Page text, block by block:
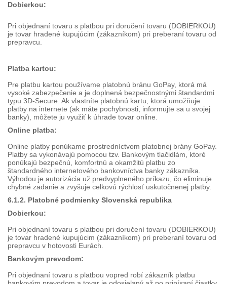
Dobierkou:
Pri objednaní tovaru s platbou pri doručení tovaru (DOBIERKOU)
je tovar hradené kupujúcim (zákazníkom) pri preberaní tovaru od
prepravcu.
Platba kartou:
Pre platbu kartou používame platobnú bránu GoPay, ktorá má
vysoké zabezpečenie a je doplnená bezpečnostnými štandardmi
typu 3D-Secure. Ak vlastníte platobnú kartu, ktorá umožňuje
platby na internete (ak máte pochybnosti, informujte sa u svojej
banky), môžete ju využiť k úhrade tovar online.
Online platba:
Online platby ponúkame prostredníctvom platobnej brány GoPay.
Platby sa vykonávajú pomocou tzv. Bankovým tlačidlám, ktoré
ponúkajú bezpečnú, komfortnú a okamžitú platbu zo
štandardného internetového bankovníctva banky zákazníka.
Výhodou je autorizácia už predvyplneného príkazu, čo eliminuje
chybné zadanie a zvyšuje celkovú rýchlosť uskutočnenej platby.
6.1.2. Platobné podmienky Slovenská republika
Dobierkou:
Pri objednaní tovaru s platbou pri doručení tovaru (DOBIERKOU)
je tovar hradené kupujúcim (zákazníkom) pri preberaní tovaru od
prepravcu v hotovosti Eurách.
Bankovým prevodom:
Pri objednaní tovaru s platbou vopred robí zákazník platbu